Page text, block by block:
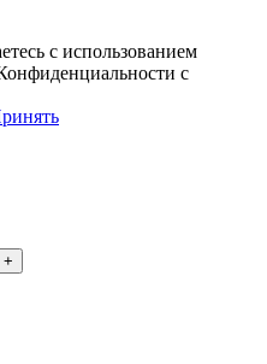
с использованием
с